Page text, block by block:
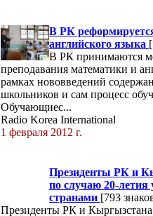
В РК
английского языка
В РК принимаются
преподавания математики и
рамках нововведений
школьников и сам процесс
Обучающиес...
Radio Korea International
1 февраля 2012 г.
Президенты РК и
по случаю 20-
странами [793
Президенты РК и